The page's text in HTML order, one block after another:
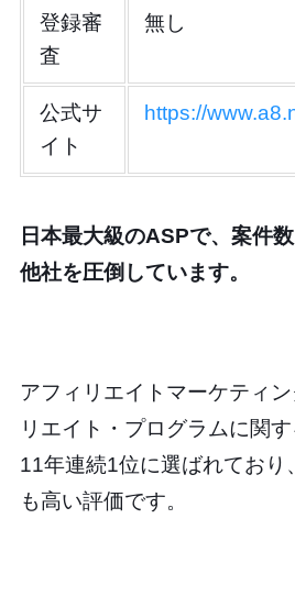
登録審
査
無し
公式サ
イト
https://
日本最大級のASPで、案件
他社を圧倒しています。
アフィリエイトマーケティ
リエイト・プログラムに関
11年連続1位に選ばれており
も高い評価です。